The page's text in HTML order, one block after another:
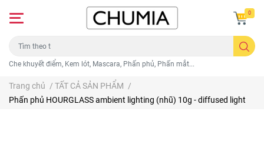
Che khuyết điểm, Kem lót, Mascara, Phấn phủ, Phấn mắt...
0
Trang chủ / TẤT CẢ SẢN PHẨM /
Phấn phủ HOURGLASS ambient lighting (nhũ) 10g - diffused light